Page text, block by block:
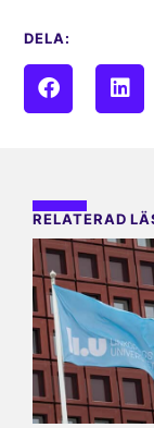
DELA:
RELATERAD